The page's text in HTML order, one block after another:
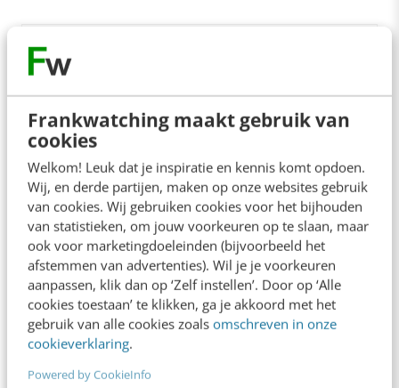
Frankwatching maakt gebruik van
cookies
Welkom! Leuk dat je inspiratie en kennis komt opdoen.
Wij, en derde partijen, maken op onze websites gebruik
van cookies. Wij gebruiken cookies voor het bijhouden
van statistieken, om jouw voorkeuren op te slaan, maar
ook voor marketingdoeleinden (bijvoorbeeld het
afstemmen van advertenties). Wil je je voorkeuren
aanpassen, klik dan op ‘Zelf instellen’. Door op ‘Alle
cookies toestaan’ te klikken, ga je akkoord met het
gebruik van alle cookies zoals omschreven in onze
cookieverklaring.
Powered by CookieInfo
Afbeelding met dank aan Fotolia.
3. Complottheorieën